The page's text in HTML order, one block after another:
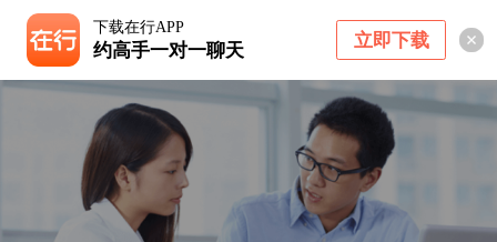
下载在行APP
约高手一对一聊天 立即下载